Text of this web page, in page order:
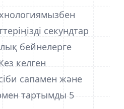
секундтар
бейнелерге
келген
сапамен және
тартымды 5